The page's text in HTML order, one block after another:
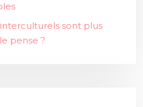
sont plus
pense ?